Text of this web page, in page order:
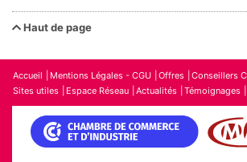
Haut de page
Accueil Mentions Légales - CGU Offres Conseillers
Sites utiles
Espace Réseau Actualités Témoignages